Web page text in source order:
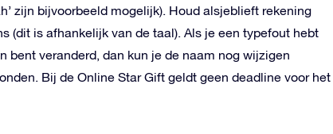
zijn bijvoorbeeld mogelijk). Houd alsjeblieft rekening
(dit is afhankelijk van de taal). Als je een typefout hebt
bent veranderd, dan kun je de naam nog wijzigen
Bij de Online Star Gift geldt geen deadline voor het